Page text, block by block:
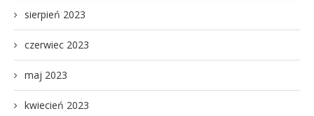
sierpień 2023
czerwiec 2023
maj 2023
kwiecień 2023